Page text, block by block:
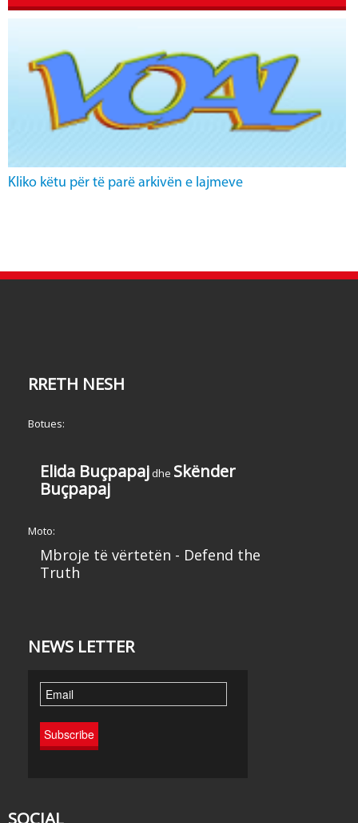
Kliko këtu për të parë arkivën e lajmeve
RRETH NESH
Botues:
Elida Buçpapaj dhe Skënder
Buçpapaj
Moto:
Mbroje të vërtetën - Defend the
Truth
NEWS LETTER
SOCIAL